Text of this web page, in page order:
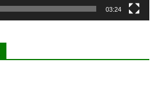
03:24